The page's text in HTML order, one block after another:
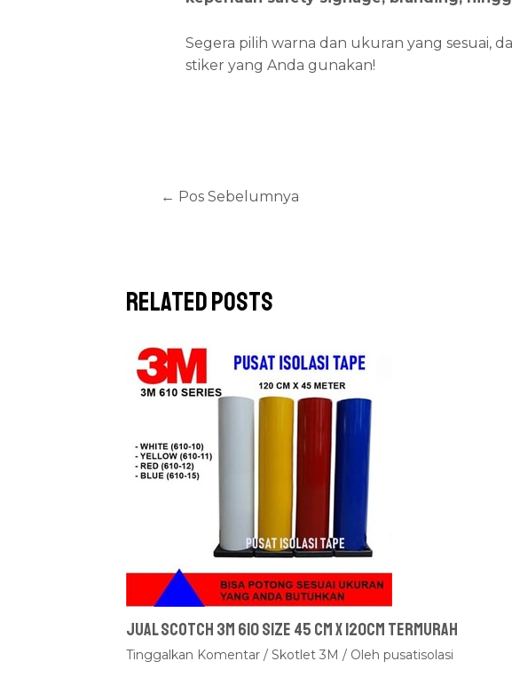
Segera pilih warna dan ukuran yang sesuai,
stiker yang Anda gunakan!
← Pos Sebelumnya
Related Posts
Jual Scotch 3M 610 Size 45 cm x 120cm Termurah
Tinggalkan Komentar / Skotlet 3M / Oleh pusatisolasi